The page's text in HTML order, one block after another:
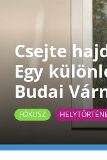
Csejte
Egy
Budai
FÓKUSZ